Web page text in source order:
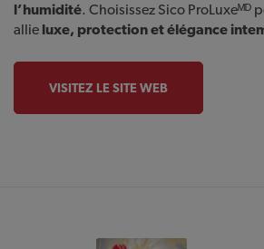
l’humidité. Choisissez Sico ProLuxeᴹᴰ
allie luxe, protection et élégance
VISITEZ LE SITE WEB